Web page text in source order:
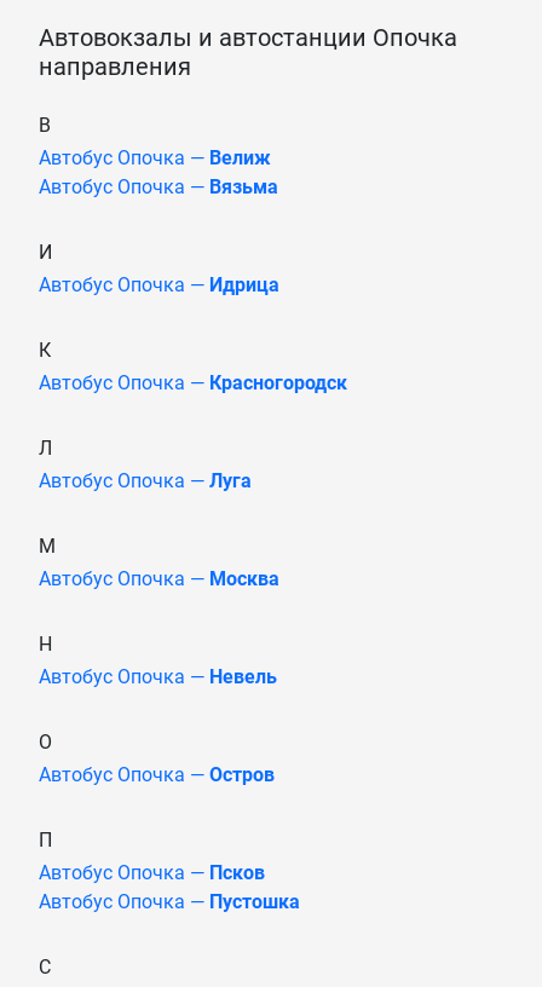
Автовокзалы и автостанции Опочка
направления
В
Автобус Опочка — Велиж
Автобус Опочка — Вязьма
И
Автобус Опочка — Идрица
К
Автобус Опочка — Красногородск
Л
Автобус Опочка — Луга
М
Автобус Опочка — Москва
Н
Автобус Опочка — Невель
О
Автобус Опочка — Остров
П
Автобус Опочка — Псков
Автобус Опочка — Пустошка
С